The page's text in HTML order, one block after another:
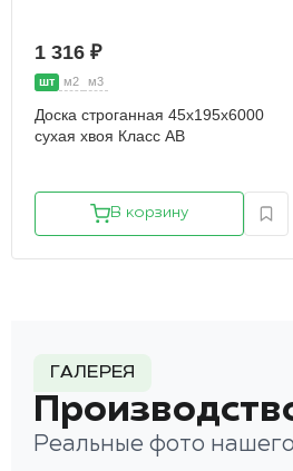
1 316 ₽
шт м2 м3
Доска строганная 45х195х6000
сухая хвоя Класс АВ
В корзину
ГАЛЕРЕЯ
Реальные фото